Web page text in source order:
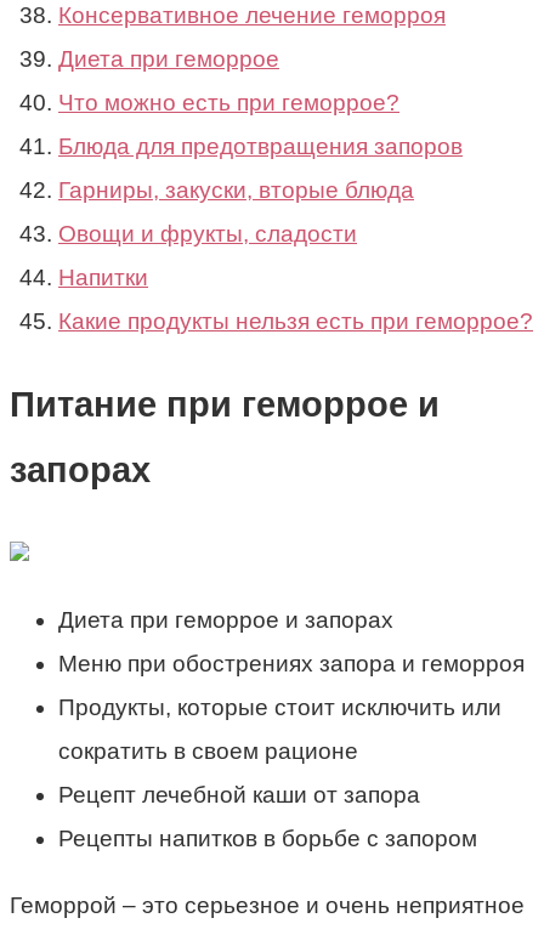
Консервативное лечение геморроя
Диета при геморрое
Что можно есть при геморрое?
Блюда для предотвращения запоров
Гарниры, закуски, вторые блюда
Овощи и фрукты, сладости
Напитки
Какие продукты нельзя есть при геморрое?
Питание при геморрое и
запорах
Диета при геморрое и запорах
Меню при обострениях запора и геморроя
Продукты, которые стоит исключить или
сократить в своем рационе
Рецепт лечебной каши от запора
Рецепты напитков в борьбе с запором
Геморрой – это серьезное и очень неприятное